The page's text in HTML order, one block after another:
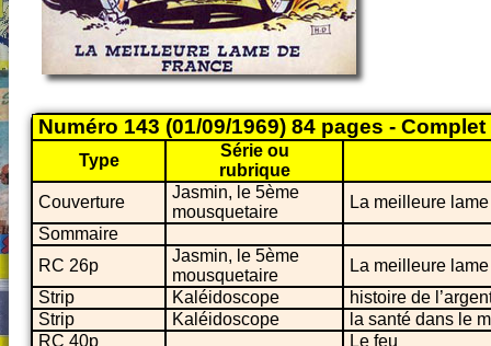
Numéro 143 (01/09/1969) 84 pages - Complet
Type
Série ou
rubrique
Couverture
Jasmin, le 5ème
mousquetaire
La meilleure
Sommaire
RC 26p
Jasmin, le 5ème
mousquetaire
La meilleure
Strip
Kaléidoscope
histoire de
Strip
Kaléidoscope
la santé dans le
RC 40p
Le feu